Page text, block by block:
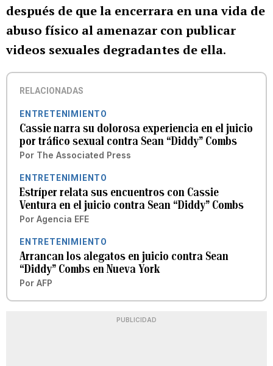
después de que la encerrara en una vida de
abuso físico al amenazar con publicar
videos sexuales degradantes de ella.
RELACIONADAS
ENTRETENIMIENTO
Cassie narra su dolorosa experiencia en el juicio
por tráfico sexual contra Sean “Diddy” Combs
Por The Associated Press
ENTRETENIMIENTO
Estríper relata sus encuentros con Cassie
Ventura en el juicio contra Sean “Diddy” Combs
Por Agencia EFE
ENTRETENIMIENTO
Arrancan los alegatos en juicio contra Sean
“Diddy” Combs en Nueva York
Por AFP
PUBLICIDAD